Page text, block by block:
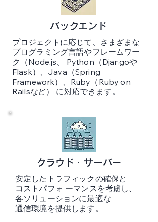
バックエンド
プロジェクトに応じて、さまざまな
プログラミング言語やフレームワー
ク（Node.js、 Python（Djangoや
Flask）、Java（Spring
Framework）、Ruby（Ruby on
Railsなど） に対応できます。
クラウド・サーバー
安定したトラフィックの確保と
コストパフォ ーマンスを考慮し、
各ソリューションに最適な
通信環境を提供します。